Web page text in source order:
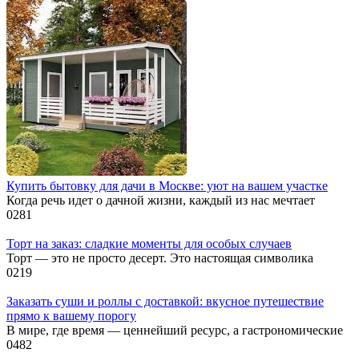
Купить бытовку для дачи в Москве: уют на вашем участке
Когда речь идет о дачной жизни, каждый из нас мечтает
0281
Торт на заказ: сладкие моменты для особых случаев
Торт — это не просто десерт. Это настоящая символика
0219
Заказать суши и роллы с доставкой: вкусное путешествие
прямо к вашему порогу
В мире, где время — ценнейший ресурс, а гастрономические
0482